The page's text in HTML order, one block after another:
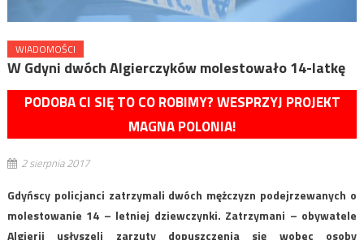
WIADOMOŚCI
W Gdyni dwóch Algierczyków molestowało 14-latkę
PODOBA CI SIĘ TO CO ROBIMY? WESPRZYJ PROJEKT
MAGNA POLONIA!
2 sierpnia 2017
Gdyńscy policjanci zatrzymali dwóch mężczyzn podejrzewanych o
molestowanie 14 – letniej dziewczynki. Zatrzymani – obywatele
Algierii usłyszeli zarzuty dopuszczenia się wobec osoby